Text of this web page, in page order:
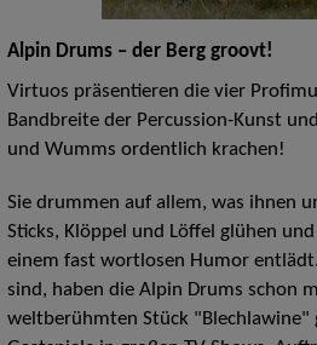
Alpin Drums – der Berg groovt!
Virtuos präsentieren die vier
Bandbreite der Percussion-Kunst
und Wumms ordentlich krachen!
Sie drummen auf allem, was ihnen
Sticks, Klöppel und Löffel glühen
einem fast wortlosen Humor
sind, haben die Alpin Drums schon
weltberühmten Stück "Blechlawine"